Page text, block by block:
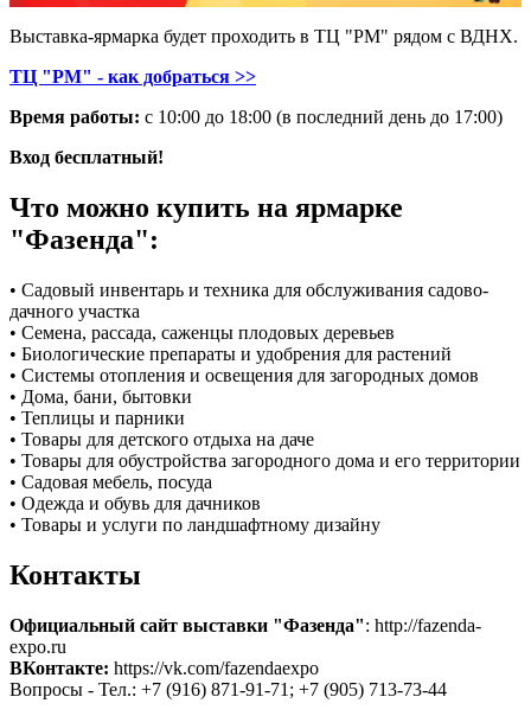
Выставка-ярмарка будет проходить в ТЦ "РМ" рядом с ВДНХ.
ТЦ "РМ" - как добраться >>
Время работы: с 10:00 до 18:00 (в последний день до 17:00)
Вход бесплатный!
Что можно купить на ярмарке
"Фазенда":
• Садовый инвентарь и техника для обслуживания садово-
дачного участка
• Семена, рассада, саженцы плодовых деревьев
• Биологические препараты и удобрения для растений
• Системы отопления и освещения для загородных домов
• Дома, бани, бытовки
• Теплицы и парники
• Товары для детского отдыха на даче
• Товары для обустройства загородного дома и его территории
• Садовая мебель, посуда
• Одежда и обувь для дачников
• Товары и услуги по ландшафтному дизайну
Контакты
Официальный сайт выставки "Фазенда": http://fazenda-
expo.ru
ВКонтакте: https://vk.com/fazendaexpo
Вопросы - Тел.: +7 (916) 871-91-71; +7 (905) 713-73-44